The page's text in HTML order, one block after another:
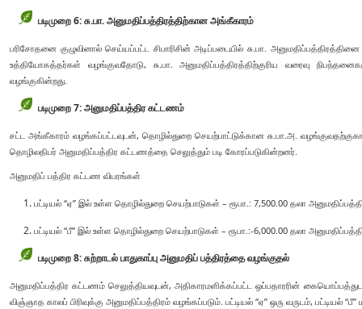
படிமுறை 6: சு.பா. அனுமதிப்பத்திரத்திற்கான அங்கீகாரம்
பரிசோதனை குழுவினால் செய்யப்பட்ட சிபாரிசின் அடிப்படையில் சு.பா.
உத்தியோகத்தர்கள் வழங்குவதோடு, சு.பா. அனுமதிப்பத்திரத்திற்குரிய வரைவு
வழங்குகின்றது.
படிமுறை 7: அனுமதிப்பத்திர கட்டணம்
சட்ட அங்கீகாரம் வழங்கப்பட்டவுடன், தொழில்துறை செயற்பாட்டுக்கான சு.பா.அ.
தொழிலதிபர் அனுமதிப்பத்திர கட்டணத்தை செலுத்தும் படி கோரப்படுகின்றனர்.
அனுமதிப் பத்திர கட்டண விபரங்கள்
பட்டியல் “ஏ” இல் உள்ள தொழில்துறை செயற்பாடுகள் – ரூபா.: 7,500.00 தலா
பட்டியல் “பீ” இல் உள்ள தொழில்துறை செயற்பாடுகள் – ரூபா.:-6,000.00 தலா
படிமுறை 8: சுற்றாடல் பாதுகாப்பு அனுமதிப் பத்திரத்தை வழங்குதல்
அனுமதிப்பத்திர கட்டணம் செலுத்தியவுடன், அதிகாரமளிக்கப்பட்ட ஒப்பதாரரின்
விஞ்ஞாத காலப் பிரிவுக்கு அனுமதிப்பத்திரம் வழங்கப்படும். பட்டியல் “ஏ” ஒரு வருடம், பட்டியல் “பீ”